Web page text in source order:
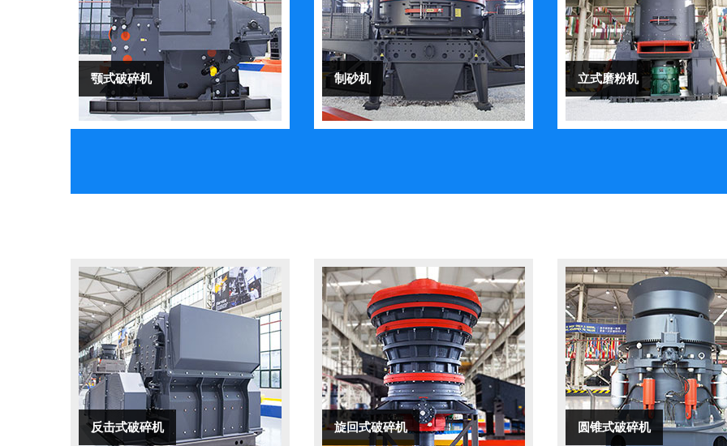
颚式破碎机 制砂机 立式磨粉机
反击式破碎机 旋回式破碎机 圆锥式破碎机